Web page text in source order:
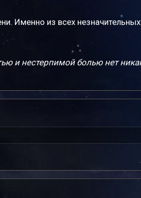
Именно из всех незначительных
и нестерпимой болью нет